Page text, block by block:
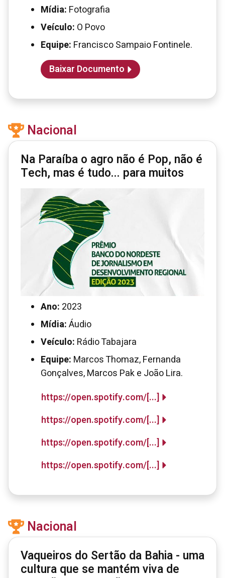
Mídia: Fotografia
Veículo: O Povo
Equipe: Francisco Sampaio Fontinele.
Baixar Documento
Nacional
Na Paraíba o agro não é Pop, não é
Tech, mas é tudo... para muitos
Ano: 2023
Mídia:Áudio
Veículo: Rádio Tabajara
Equipe: Marcos Thomaz, Fernanda
Gonçalves, Marcos Pak e João Lira.
https://open.spotify.com/[...]
https://open.spotify.com/[...]
https://open.spotify.com/[...]
https://open.spotify.com/[...]
Nacional
Vaqueiros do Sertão da Bahia - uma
cultura que se mantém viva de